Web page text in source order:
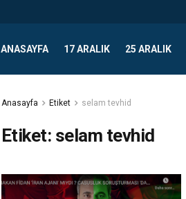
ANASAYFA 17 ARALIK 25 ARALIK
Anasayfa Etiket selam tevhid
Etiket: selam tevhid